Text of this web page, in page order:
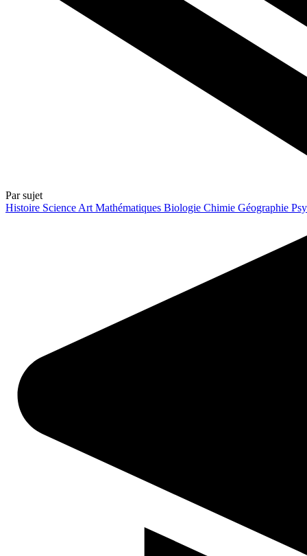
Par sujet
Histoire Science Art Mathématiques Biologie Chimie Géographie